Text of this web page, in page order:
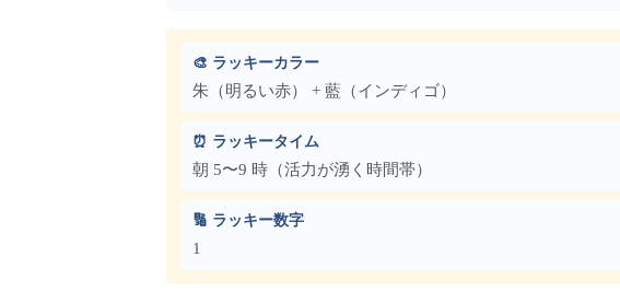
🎨 ラッキーカラー
朱（明るい赤） + 藍（インディゴ）
⏰ ラッキータイム
朝 5〜9 時（活力が湧く時間帯）
🔢 ラッキー数字
1